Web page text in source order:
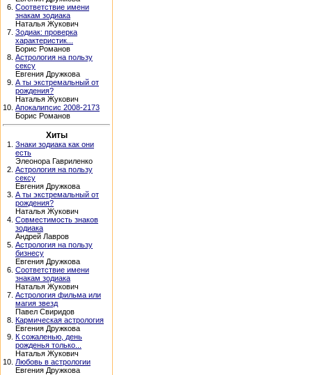
6. Соответствие имени
знакам зодиака
Наталья Жукович
7. Зодиак: проверка
характеристик...
Борис Романов
8. Астрология на пользу
сексу
Евгения Дружкова
9. А ты экстремальный от
рождения?
Наталья Жукович
10. Апокалипсис 2008-2173
Борис Романов
Хиты
1. Знаки зодиака как они
есть
Элеонора Гавриленко
2. Астрология на пользу
сексу
Евгения Дружкова
3. А ты экстремальный от
рождения?
Наталья Жукович
4. Совместимость знаков
зодиака
Андрей Лавров
5. Астрология на пользу
бизнесу
Евгения Дружкова
6. Соответствие имени
знакам зодиака
Наталья Жукович
7. Астрология фильма или
магия звезд
Павел Свиридов
8. Кармическая астрология
Евгения Дружкова
9. К сожаленью, день
рожденья только...
Наталья Жукович
10. Любовь в астрологии
Евгения Дружкова